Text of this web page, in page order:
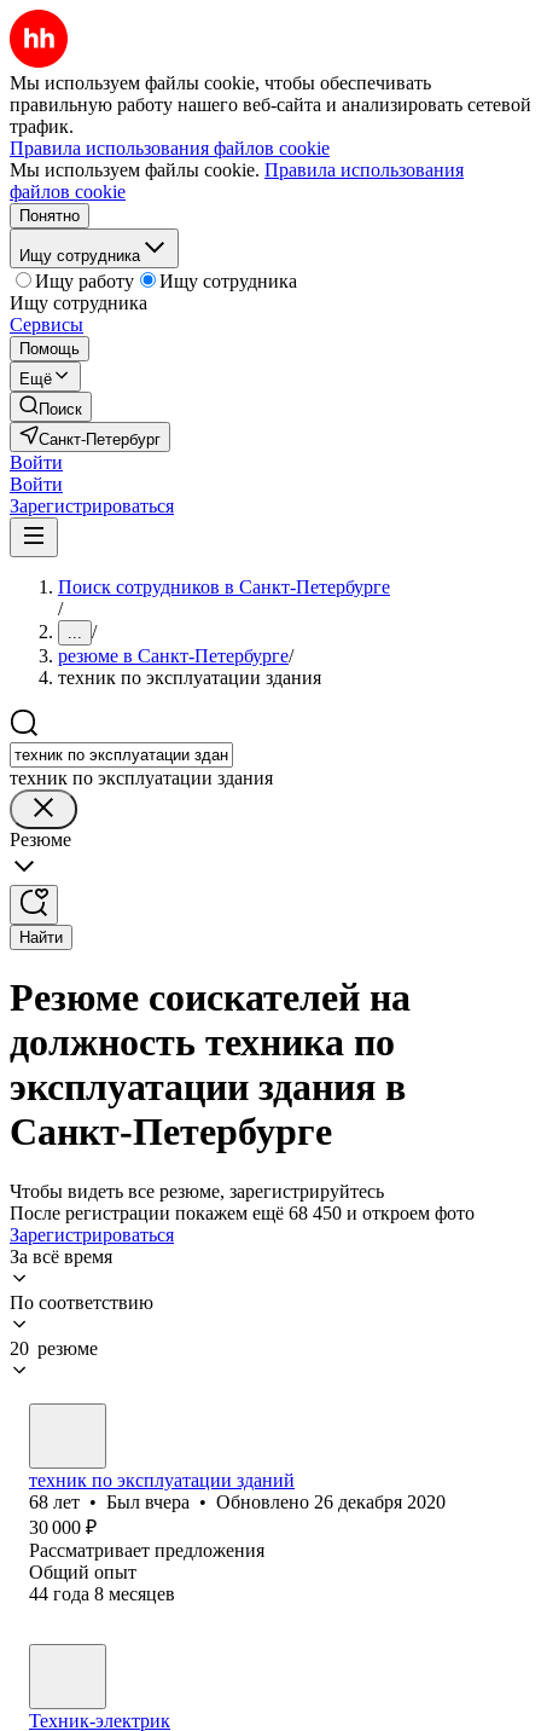
Мы используем файлы cookie, чтобы обеспечивать
правильную работу нашего веб-сайта и анализировать сетевой
трафик.
Правила использования файлов cookie
Мы используем файлы cookie. Правила использования
файлов cookie
Понятно
Ищу сотрудника
Ищу работу
Ищу сотрудника
Ищу сотрудника
Сервисы
Помощь
Ещё
Поиск
Санкт-Петербург
Войти
Войти
Зарегистрироваться
Поиск сотрудников в Санкт-Петербурге
/
... /
резюме в Санкт-Петербурге/
техник по эксплуатации здания
техник по эксплуатации здания
Резюме
Найти
Резюме соискателей на
должность техника по
эксплуатации здания в
Санкт-Петербурге
Чтобы видеть все резюме, зарегистрируйтесь
После регистрации покажем ещё 68 450 и откроем фото
Зарегистрироваться
За всё время
По соответствию
20 резюме
техник по эксплуатации зданий
68 лет • Был вчера • Обновлено 26 декабря 2020
30 000 ₽
Рассматривает предложения
Общий опыт
44 года 8 месяцев
Техник-электрик